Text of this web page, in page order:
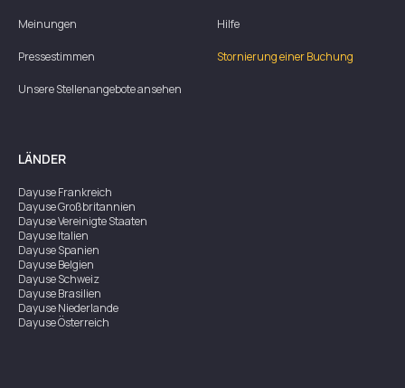
Meinungen
Pressestimmen
Unsere Stellenangebote ansehen
Hilfe
Stornierung einer Buchung
LÄNDER
DayuseFrankreich
DayuseGroßbritannien
DayuseVereinigte Staaten
DayuseItalien
DayuseSpanien
DayuseBelgien
DayuseSchweiz
DayuseBrasilien
DayuseNiederlande
DayuseÖsterreich